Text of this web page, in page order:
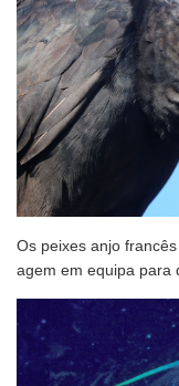
Os peixes anjo
agem em equipa para